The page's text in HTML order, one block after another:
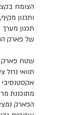
הצומח
ותכנון
תכנון
של פארק
תוואי נחל
אקסטנסיבי
מתוכננת
הפארק